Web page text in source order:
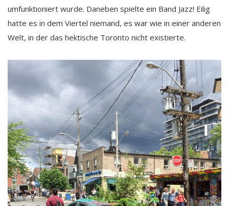
umfunktioniert wurde. Daneben spielte ein Band Jazz! Eilig
hatte es in dem Viertel niemand, es war wie in einer anderen
Welt, in der das hektische Toronto nicht existierte.